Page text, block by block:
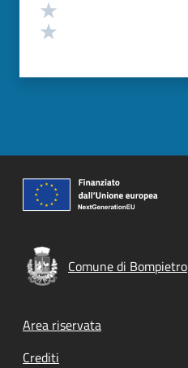
Comune di Bompietro
Footer menu
Area riservata
Crediti